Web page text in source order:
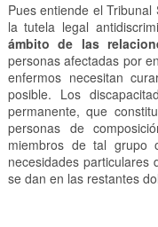
Pues entiende el
la tutela legal
ámbito de las
personas afectadas por
enfermos necesitan
posible. Los
permanente, que
personas de
miembros de tal grupo
necesidades particulares
se dan en las restantes